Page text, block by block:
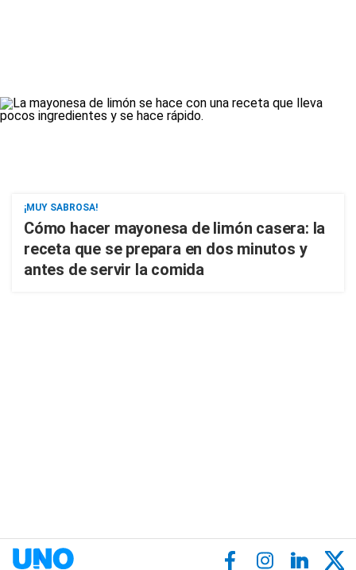
¡MUY SABROSA!
Cómo hacer mayonesa de limón casera: la
receta que se prepara en dos minutos y
antes de servir la comida